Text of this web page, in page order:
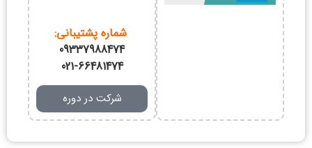
شماره پشتیبانی:
09337988474
021-66481474
شرکت در دوره